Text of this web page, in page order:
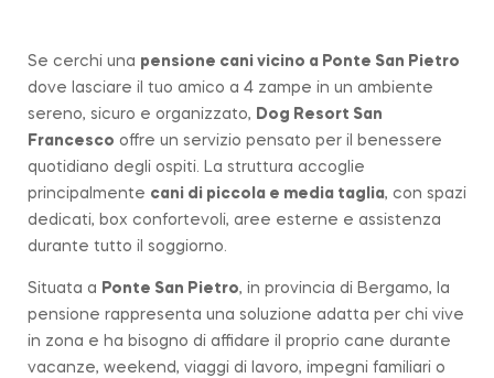
Se cerchi una pensione cani vicino a Ponte San Pietro
dove lasciare il tuo amico a 4 zampe in un ambiente
sereno, sicuro e organizzato, Dog Resort San
Francesco offre un servizio pensato per il benessere
quotidiano degli ospiti. La struttura accoglie
principalmente cani di piccola e media taglia, con spazi
dedicati, box confortevoli, aree esterne e assistenza
durante tutto il soggiorno.
Situata a Ponte San Pietro, in provincia di Bergamo, la
pensione rappresenta una soluzione adatta per chi vive
in zona e ha bisogno di affidare il proprio cane durante
vacanze, weekend, viaggi di lavoro, impegni familiari o